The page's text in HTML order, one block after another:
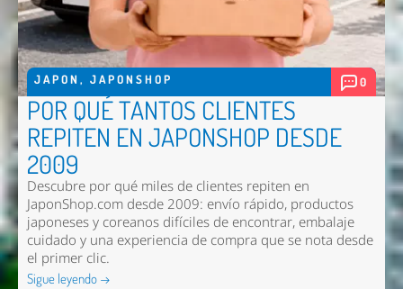
JAPON , JAPONSHOP 0
POR QUÉ TANTOS CLIENTES
REPITEN EN JAPONSHOP DESDE
2009
Descubre por qué miles de clientes repiten en
JaponShop.com desde 2009: envío rápido, productos
japoneses y coreanos difíciles de encontrar, embalaje
cuidado y una experiencia de compra que se nota desde
el primer clic.
Sigue leyendo →